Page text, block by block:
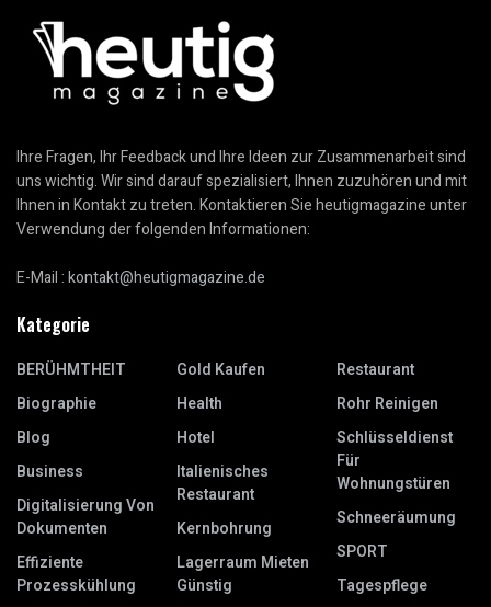
Ihre Fragen, Ihr Feedback und Ihre Ideen zur Zusammenarbeit sind
uns wichtig. Wir sind darauf spezialisiert, Ihnen zuzuhören und mit
Ihnen in Kontakt zu treten. Kontaktieren Sie heutigmagazine unter
Verwendung der folgenden Informationen:
E-Mail :kontakt@heutigmagazine.de
Kategorie
BERÜHMTHEIT
Biographie
Blog
Business
Digitalisierung Von
Dokumenten
Effiziente
Prozesskühlung
Gold Kaufen
Health
Hotel
Italienisches
Restaurant
Kernbohrung
Lagerraum Mieten
Günstig
Restaurant
Rohr Reinigen
Schlüsseldienst
Für
Wohnungstüren
Schneeräumung
SPORT
Tagespflege